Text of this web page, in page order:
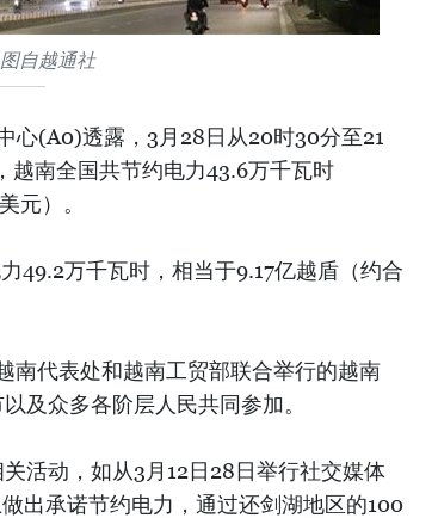
自越通社
(A0)透露，3月28日从20时30分至21
越南全国共节约电力43.6万千瓦时
元）。
49.2万千瓦时，相当于9.17亿越盾（约合
南代表处和越南工贸部联合举行的越南
及众多各阶层人民共同参加。
活动，如从3月12日28日举行社交媒体
出承诺节约电力，通过还剑湖地区的100